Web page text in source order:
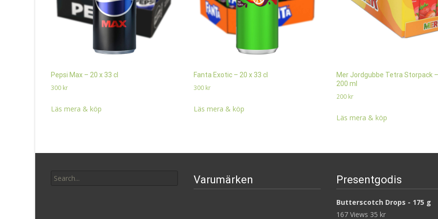
Pepsi Max – 20 x 33 cl
300 kr
Läs mera & köp
Fanta Exotic – 20 x 33 cl
300 kr
Läs mera & köp
Mer Jordgubbe Tetra Storpack
200 ml
200 kr
Läs mera & köp
for:
Varumärken Presentgodis
Butterscotch Drops - 175 g
167 Views 35 kr